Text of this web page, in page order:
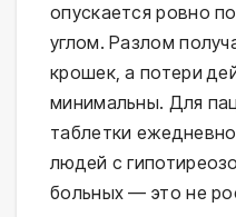
опускается ровно
углом. Разлом
крошек, а потери
минимальны. Для
таблетки
людей с
больных — это не